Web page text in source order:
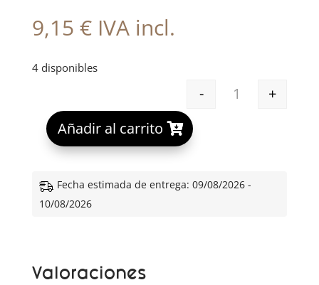
9,15 € IVA incl.
4 disponibles
VITIS JUNIOR
-
+
Añadir al carrito
A
e
Fecha estimada de entrega: 09/08/2026 -
10/08/2026
Valoraciones